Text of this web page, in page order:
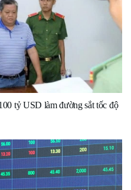
tỷ USD làm đường sắt tốc độ